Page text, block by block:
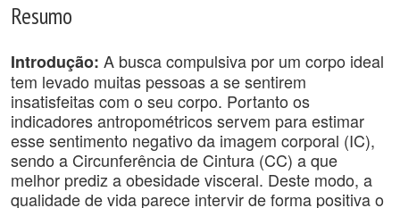
Resumo
Introdução: A busca compulsiva por um corpo ideal
tem levado muitas pessoas a se sentirem
insatisfeitas com o seu corpo. Portanto os
indicadores antropométricos servem para estimar
esse sentimento negativo da imagem corporal (IC),
sendo a Circunferência de Cintura (CC) a que
melhor prediz a obesidade visceral. Deste modo, a
qualidade de vida parece intervir de forma positiva o